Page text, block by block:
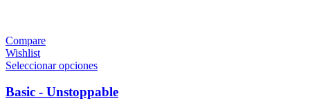
Compare
Wishlist
Seleccionar opciones
Basic - Unstoppable